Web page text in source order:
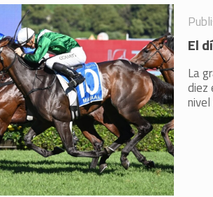
El
La
diez